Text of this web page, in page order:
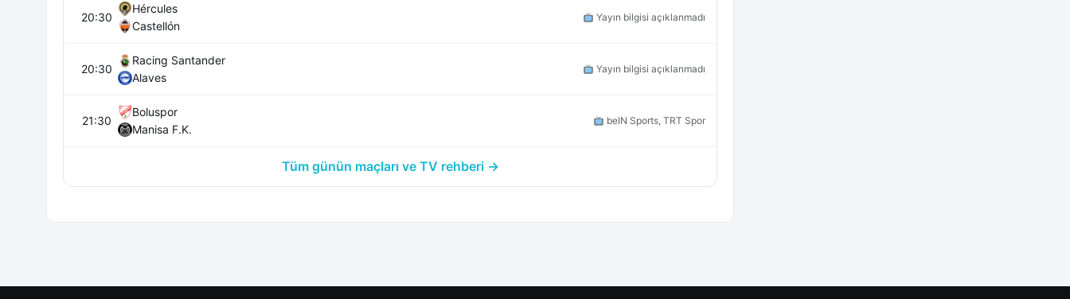
20:30
Hércules
Castellón
Yayın bilgisi açıklanmadı
20:30
Racing Santander
Alaves
Yayın bilgisi açıklanmadı
21:30
Boluspor
Manisa F.K.
beIN Sports, TRT Spor
Tüm günün maçları ve TV rehberi →